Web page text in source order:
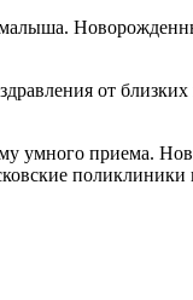
от
умного приема.